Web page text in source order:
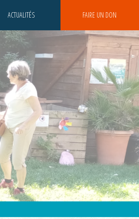
ACTUALITÉS FAIRE UN DON